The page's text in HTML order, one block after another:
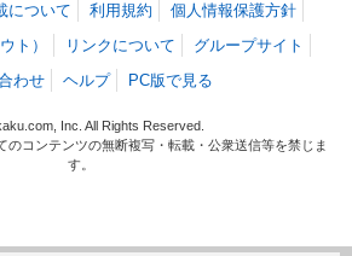
について 利用規約
個人情報保護方針
ト）
リンクについて
グループサイト
わせ
ヘルプ PC版で見る
Inc. All Rights Reserved.
のコンテンツの無断複写・転載・公衆送信等を禁じま
す。